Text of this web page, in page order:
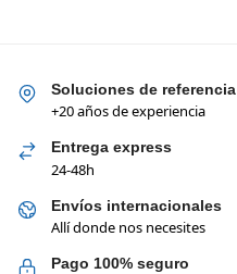
Soluciones de referencia
+20 años de experiencia
Entrega express
24-48h
Envíos internacionales
Allí donde nos necesites
Pago 100% seguro